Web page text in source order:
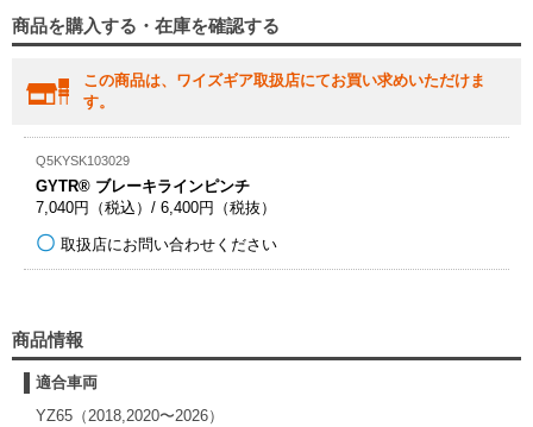
商品を購入する・在庫を確認する
この商品は、ワイズギア取扱店にてお買い求めいただけま
す。
Q5KYSK103029
GYTR® ブレーキラインピンチ
7,040円（税込）/ 6,400円（税抜）
取扱店にお問い合わせください
商品情報
適合車両
YZ65（2018,2020〜2026）